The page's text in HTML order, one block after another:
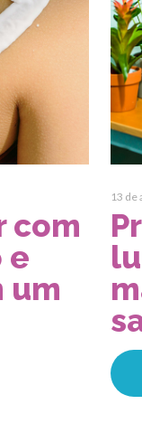
com
e
um
13 de